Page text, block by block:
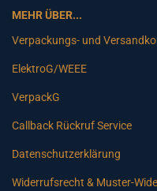
MEHR ÜBER...
Verpackungs- und
ElektroG/WEEE
VerpackG
Callback Rückruf Service
Datenschutzerklärung
Widerrufsrecht & Muster-